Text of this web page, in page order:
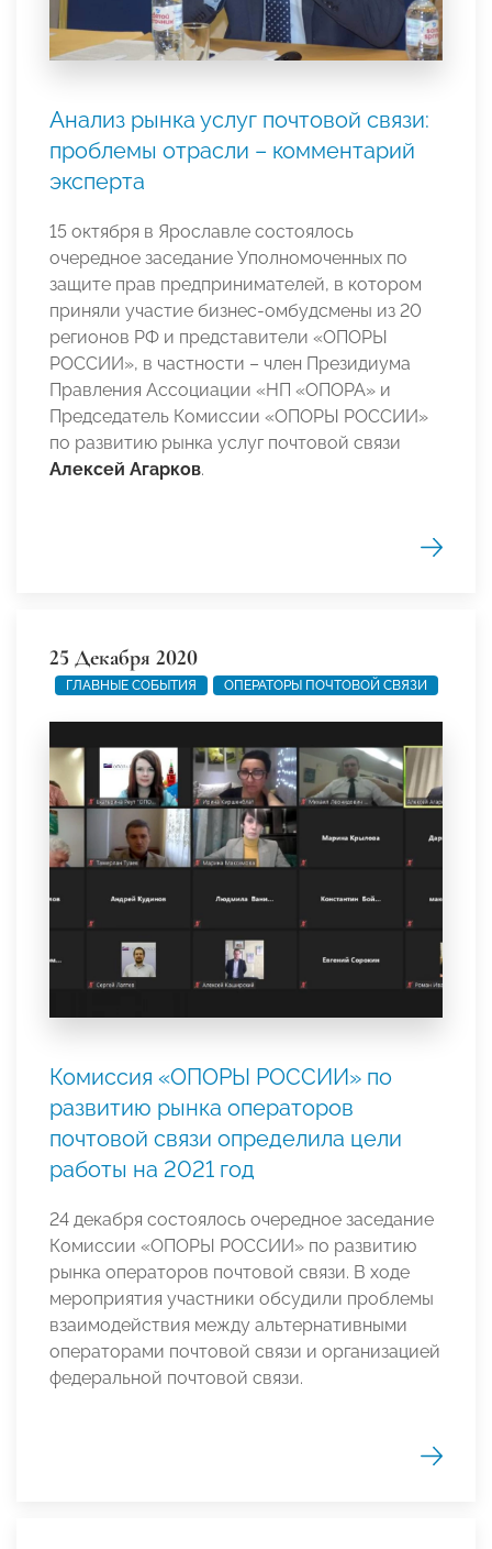
Анализ рынка услуг почтовой связи:
проблемы отрасли – комментарий
эксперта
15 октября в Ярославле состоялось
очередное заседание Уполномоченных по
защите прав предпринимателей, в котором
приняли участие бизнес-омбудсмены из 20
регионов РФ и представители «ОПОРЫ
РОССИИ», в частности – член Президиума
Правления Ассоциации «НП «ОПОРА» и
Председатель Комиссии «ОПОРЫ РОССИИ»
по развитию рынка услуг почтовой связи
Алексей Агарков.
25 Декабря 2020
ГЛАВНЫЕ СОБЫТИЯ ОПЕРАТОРЫ ПОЧТОВОЙ СВЯЗИ
Комиссия «ОПОРЫ РОССИИ» по
развитию рынка операторов
почтовой связи определила цели
работы на 2021 год
24 декабря состоялось очередное заседание
Комиссии «ОПОРЫ РОССИИ» по развитию
рынка операторов почтовой связи. В ходе
мероприятия участники обсудили проблемы
взаимодействия между альтернативными
операторами почтовой связи и организацией
федеральной почтовой связи.